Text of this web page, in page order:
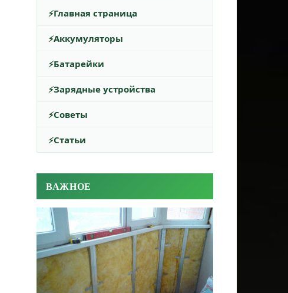
Главная страница
Аккумуляторы
Батарейки
Зарядные устройства
Советы
Статьи
ВАЖНОЕ